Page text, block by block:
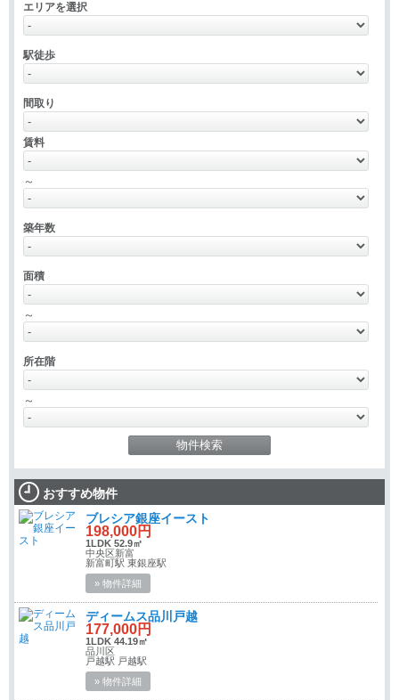
エリアを選択
駅徒歩
間取り
賃料
～
築年数
面積
～
所在階
～
おすすめ物件
ブレシア銀座イースト
198,000円
1LDK 52.9㎡
中央区新富
新富町駅 東銀座駅
» 物件詳細
ディームス品川戸越
177,000円
1LDK 44.19㎡
品川区
戸越駅 戸越駅
» 物件詳細